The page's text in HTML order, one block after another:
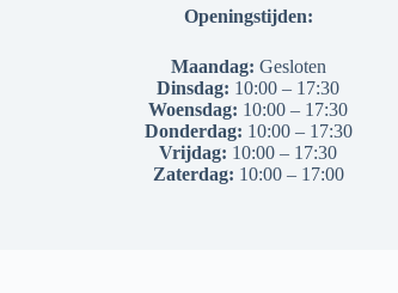
Openingstijden:
Maandag: Gesloten
Dinsdag: 10:00 – 17:30
Woensdag: 10:00 – 17:30
Donderdag: 10:00 – 17:30
Vrijdag: 10:00 – 17:30
Zaterdag: 10:00 – 17:00